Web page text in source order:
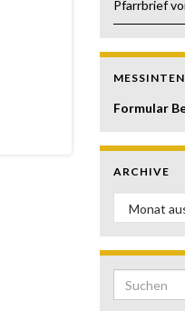
Pfarrbrief
Formular
ARCHIVE
Archive
Search for: